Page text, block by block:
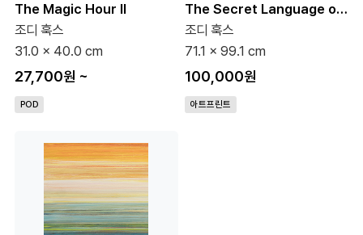
The Magic Hour II
조디 훅스
31.0 x 40.0 cm
27,700원 ~
POD
The Secret Language of Prayer
조디 훅스
71.1 x 99.1 cm
100,000원
아트프린트